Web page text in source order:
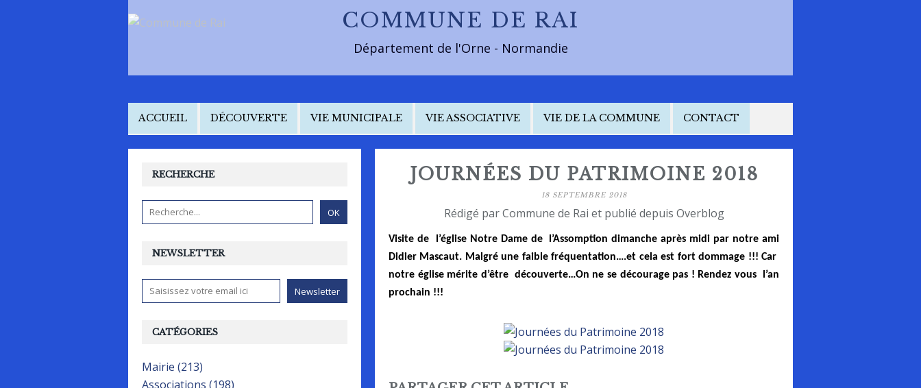
COMMUNE DE RAI
Département de l'Orne - Normandie
ACCUEIL DÉCOUVERTE VIE MUNICIPALE VIE ASSOCIATIVE VIE DE LA COMMUNE CONTACT
JOURNÉES DU PATRIMOINE 2018
18 SEPTEMBRE 2018
Rédigé par Commune de Rai et publié depuis Overblog
Visite de l’église Notre Dame de
l’Assomption dimanche après midi par notre ami
Didier Mascaut. Malgré une faible fréquentation….et cela est fort dommage !!! Car
notre église mérite d’être découverte…On ne se décourage pas ! Rendez vous
l’an
prochain !!!
NEWSLETTER
RECHERCHE
CATÉGORIES
Mairie (213)
Associations (198)